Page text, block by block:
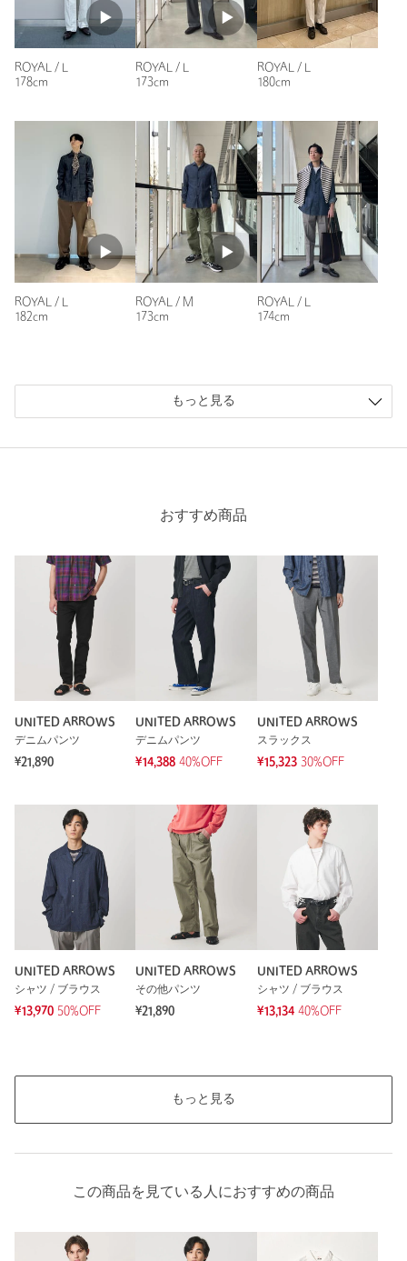
商品番号 1115-1-411003
ROYAL / L
178cm
ROYAL / L
173cm
ROYAL / L
180cm
ROYAL / L
182cm
ROYAL / M
173cm
ROYAL / L
174cm
もっと見る
おすすめ商品
UNITED ARROWS
デニムパンツ
¥21,890
UNITED ARROWS
デニムパンツ
¥14,388 40%OFF
UNITED ARROWS
スラックス
¥15,323 30%OFF
UNITED ARROWS
シャツ / ブラウス
¥13,970 50%OFF
UNITED ARROWS
その他パンツ
¥21,890
UNITED ARROWS
シャツ / ブラウス
¥13,134 40%OFF
もっと見る
この商品を見ている人におすすめの商品